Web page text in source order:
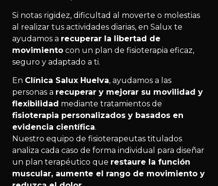
Si notas rigidez, dificultad al moverte o molestias
al realizar tus actividades diarias, en Salux te
ayudamos a recuperar la libertad de
movimiento con un plan de fisioterapia eficaz,
seguro y adaptado a ti.
En Clínica Salux Huelva, ayudamos a las
personas a recuperar y mejorar su movilidad y
flexibilidad mediante tratamientos de
fisioterapia personalizados y basados en
evidencia científica.
Nuestro equipo de fisioterapeutas titulados
analiza cada caso de forma individual para diseñar
un plan terapéutico que restaure la función
muscular, aumente el rango de movimiento y